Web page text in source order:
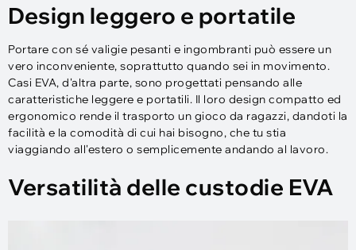
Design leggero e portatile
Portare con sé valigie pesanti e ingombranti può essere un
vero inconveniente, soprattutto quando sei in movimento.
Casi EVA, d'altra parte, sono progettati pensando alle
caratteristiche leggere e portatili. Il loro design compatto ed
ergonomico rende il trasporto un gioco da ragazzi, dandoti la
facilità e la comodità di cui hai bisogno, che tu stia
viaggiando all'estero o semplicemente andando al lavoro.
Versatilità delle custodie EVA